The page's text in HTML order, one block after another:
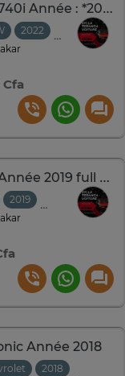
BMW Serie 740i Année : *2020*
2022
Automatique
Cfa
Kia mornig Année 2019 full option
2019
Automatique
Année 2018
2018